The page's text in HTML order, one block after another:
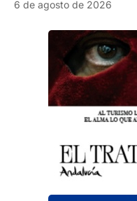
6 de agosto de 2026